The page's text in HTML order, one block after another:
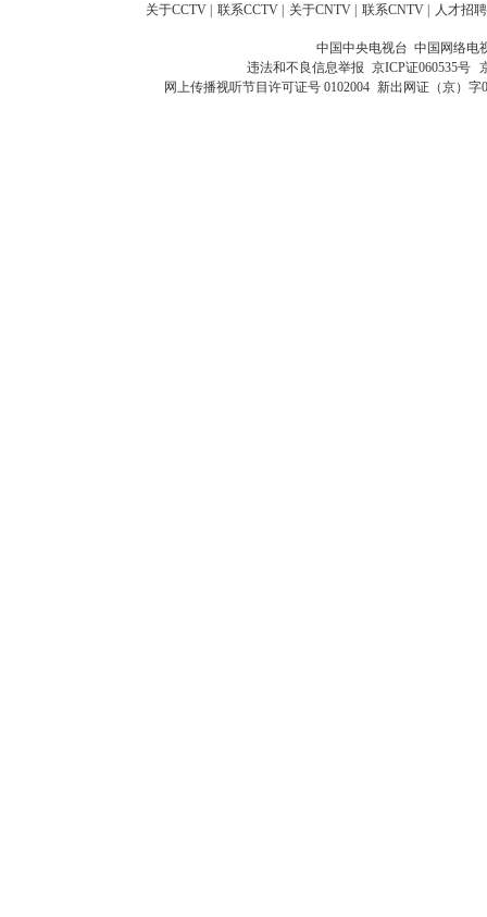
关于CCTV | 联系CCTV | 关于CNTV | 联系CNTV | 人才招聘
中国中央电视台 中国网络电
违法和不良信息举报 京ICP证060535号
网上传播视听节目许可证号 0102004 新出网证（京）